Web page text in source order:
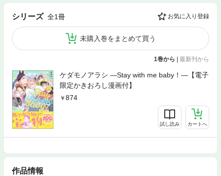
シリーズ 全1冊 お気に入り登録
未購入巻をまとめて買う
1巻から | 最新刊から
ケダモノアラシ ―Stay with me baby！―【電子
限定かきおろし漫画付】
874
試し読み カートへ
作品情報